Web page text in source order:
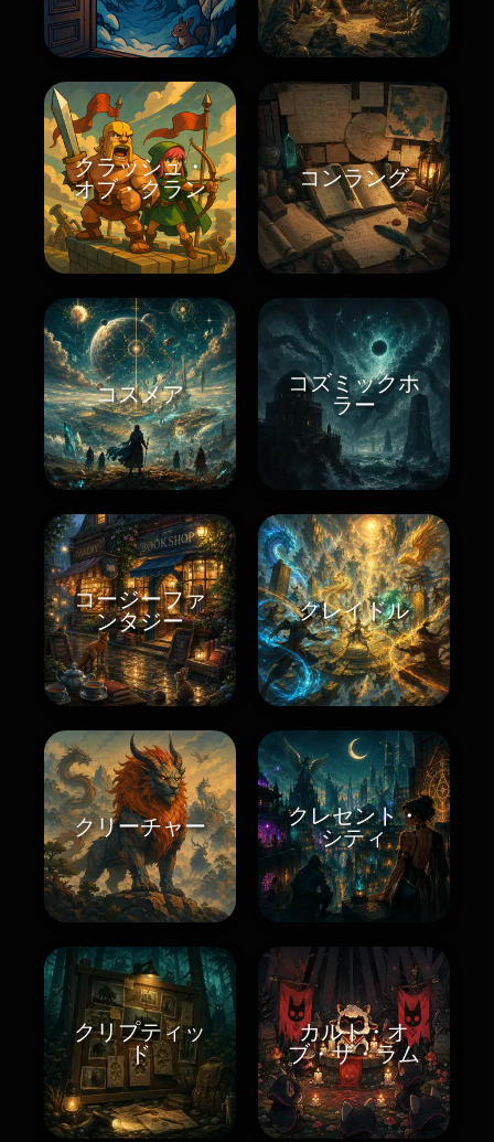
クラッシュ・
オブ・クラン
コンラング
コスメア
コズミックホ
ラー
コージーファ
ンタジー
クレイドル
クリーチャー
クレセント・
シティ
クリプティッ
ド
カルト・オ
ブ・ザ・ラム